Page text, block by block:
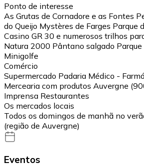
Ponto de interesse
As Grutas de Cornadore e as Fontes
do Queijo Mystères de Farges Parque
Casino GR 30 e numerosos trilhos
Natura 2000 Pântano salgado
Minigolfe
Comércio
Supermercado Padaria Médico -
Mercearia com produtos Auvergne
Imprensa Restaurantes
Os mercados locais
Todos os domingos de manhã no
(região de Auvergne)
Eventos